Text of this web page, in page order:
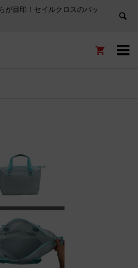
が目印！セイルクロスのバッ

